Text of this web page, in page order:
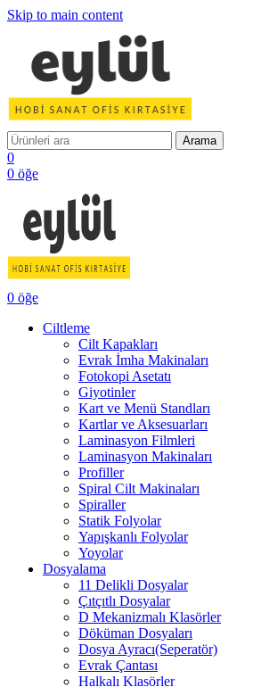
Skip to main content
Arama
0
0 öğe
0 öğe
Ciltleme
Cilt Kapakları
Evrak İmha Makinaları
Fotokopi Asetatı
Giyotinler
Kart ve Menü Standları
Kartlar ve Aksesuarları
Laminasyon Filmleri
Laminasyon Makinaları
Profiller
Spiral Cilt Makinaları
Spiraller
Statik Folyolar
Yapışkanlı Folyolar
Yoyolar
Dosyalama
11 Delikli Dosyalar
Çıtçıtlı Dosyalar
D Mekanizmalı Klasörler
Döküman Dosyaları
Dosya Ayracı(Seperatör)
Evrak Çantası
Halkalı Klasörler